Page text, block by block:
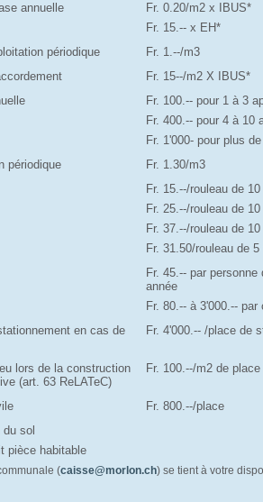
annuelle
Fr. 0.20/m2 x IBUS*
Fr. 15.-- x EH*
périodique
Fr. 1.--/m3
Fr. 15--/m2 X IBUS*
Fr. 100.-- pour 1 à 3
Fr. 400.-- pour 4 à 10
Fr. 1'000- pour plus
périodique
Fr. 1.30/m3
Fr. 15.--/rouleau de
Fr. 25.--/rouleau de
Fr. 37.--/rouleau de
Fr. 31.50/rouleau de
Fr. 45.-- par
année
Fr. 80.-- à 3'000.--
en cas de
Fr. 4'000.-- /place de
lors de la construction
(art. 63 ReLATeC)
Fr. 100.--/m2 de
Fr. 800.--/place
sol
pièce habitable
(caisse@morlon.ch) se tient à votre